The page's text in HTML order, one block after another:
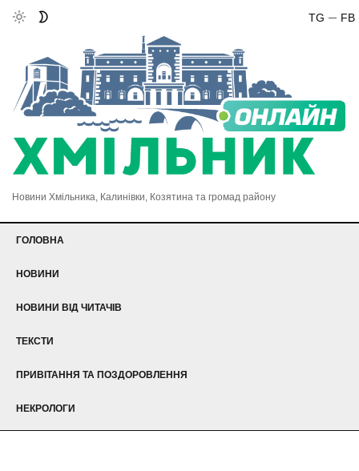
FB
TG
Новини Хмільника, Калинівки, Козятина та громад району
ГОЛОВНА
НОВИНИ
НОВИНИ ВІД ЧИТАЧІВ
ТЕКСТИ
ПРИВІТАННЯ ТА ПОЗДОРОВЛЕННЯ
НЕКРОЛОГИ